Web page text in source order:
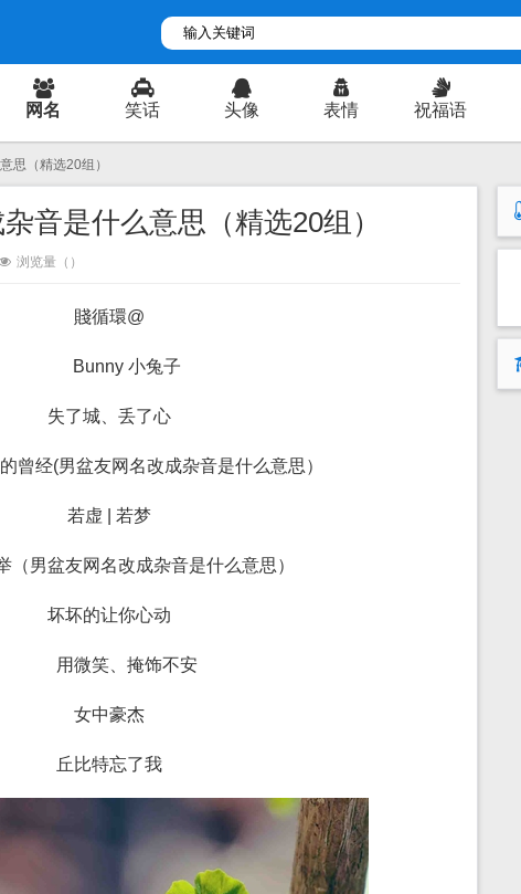
网名 笑话 头像 表情 祝福语
思（精选20组）
音是什么意思（精选20组）
浏览量（ ）
賤循環@
Bunny 小兔子
失了城、丢了心
曾经(男盆友网名改成杂音是什么意思）
若虚 | 若梦
（男盆友网名改成杂音是什么意思）
坏坏的让你心动
用微笑、掩饰不安
女中豪杰
丘比特忘了我